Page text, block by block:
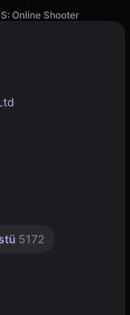
Online Shooter
5172